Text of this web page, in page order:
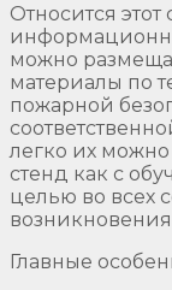
Относится
можно
материалы по
пожарной
легко их
стенд как с
целью во всех
Главные